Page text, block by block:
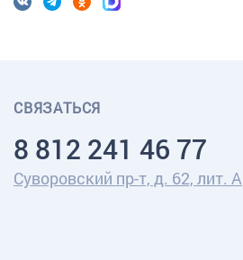
СВЯЗАТЬСЯ
8 812 241 46 77
Суворовский пр-т, д. 62, лит. А